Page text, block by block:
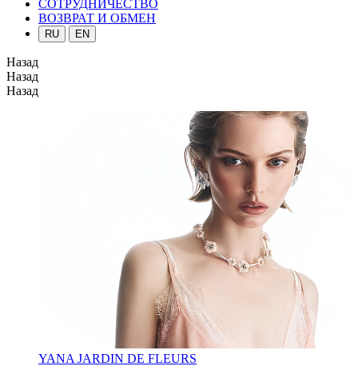
СОТРУДНИЧЕСТВО
ВОЗВРАТ И ОБМЕН
RU EN
Назад
Назад
Назад
YANA JARDIN DE FLEURS